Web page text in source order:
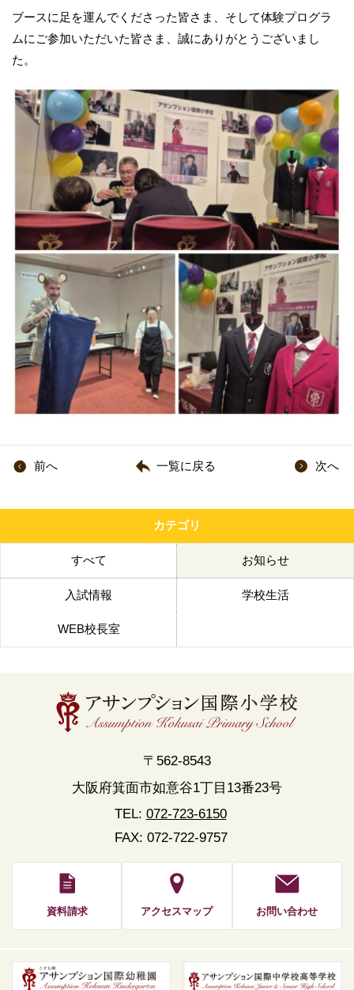
ブースに足を運んでくださった皆さま、そして体験プログラ
ムにご参加いただいた皆さま、誠にありがとうございまし
た。
前へ 一覧に戻る 次へ
カテゴリ
すべて お知らせ
入試情報 学校生活
WEB校長室
〒562-8543
大阪府箕面市如意谷1丁目13番23号
TEL: 072-723-6150
FAX: 072-722-9757
資料請求 アクセスマップ お問い合わせ